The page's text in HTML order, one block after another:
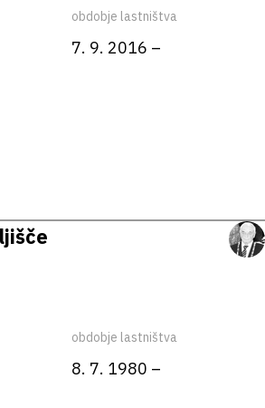
obdobje lastništva
7. 9. 2016 –
obdobje lastništva
8. 7. 1980 –